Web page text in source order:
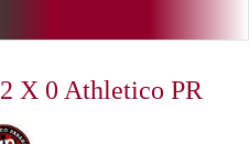
X 0 Athletico PR